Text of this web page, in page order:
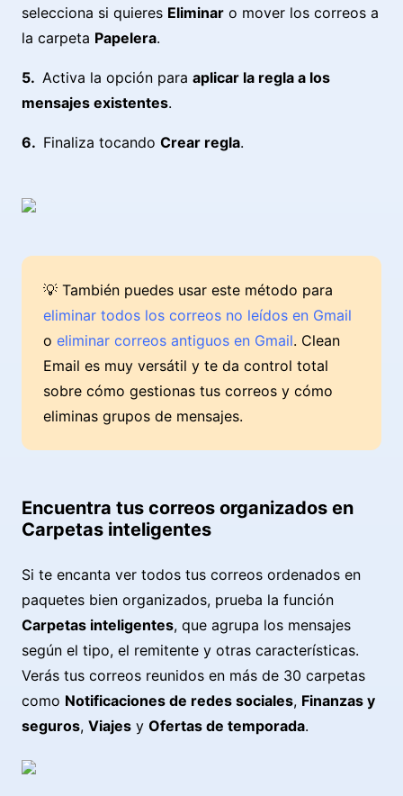
selecciona si quieres Eliminar o mover los correos a
la carpeta Papelera.
Activa la opción para aplicar la regla a los
mensajes existentes.
Finaliza tocando Crear regla.
💡 También puedes usar este método para
eliminar todos los correos no leídos en Gmail
o eliminar correos antiguos en Gmail. Clean
Email es muy versátil y te da control total
sobre cómo gestionas tus correos y cómo
eliminas grupos de mensajes.
Encuentra tus correos organizados en
Carpetas inteligentes
Si te encanta ver todos tus correos ordenados en
paquetes bien organizados, prueba la función
Carpetas inteligentes, que agrupa los mensajes
según el tipo, el remitente y otras características.
Verás tus correos reunidos en más de 30 carpetas
como Notificaciones de redes sociales, Finanzas y
seguros, Viajes y Ofertas de temporada.